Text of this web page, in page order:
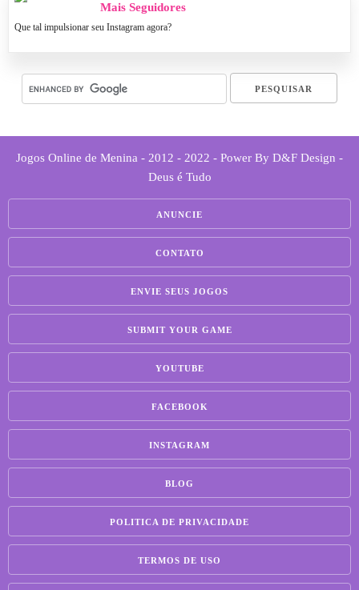
Mais Seguidores
Que tal impulsionar seu Instagram agora?
Jogos Online de Menina - 2012 - 2022 - Power By D&F Design -
Deus é Tudo
ANUNCIE
CONTATO
ENVIE SEUS JOGOS
SUBMIT YOUR GAME
YOUTUBE
FACEBOOK
INSTAGRAM
BLOG
POLITICA DE PRIVACIDADE
TERMOS DE USO